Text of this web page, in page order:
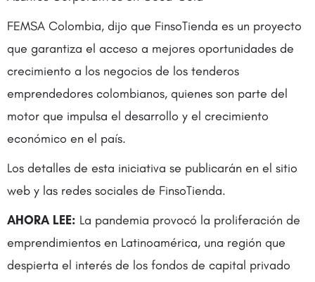
FEMSA Colombia, dijo que FinsoTienda es un proyecto
que garantiza el acceso a mejores oportunidades de
crecimiento a los negocios de los tenderos
emprendedores colombianos, quienes son parte del
motor que impulsa el desarrollo y el crecimiento
económico en el país.
Los detalles de esta iniciativa se publicarán en el sitio
web y las redes sociales de FinsoTienda.
AHORA LEE: La pandemia provocó la proliferación de
emprendimientos en Latinoamérica, una región que
despierta el interés de los fondos de capital privado